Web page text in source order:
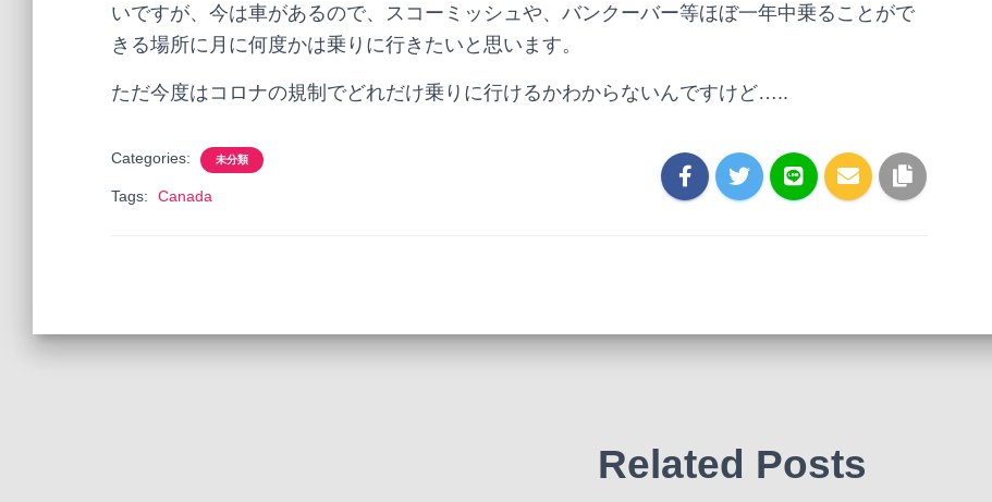
いですが、今は車があるので、スコーミッシュや、バンクーバー等ほぼ一年中乗ることがで
きる場所に月に何度かは乗りに行きたいと思います。
ただ今度はコロナの規制でどれだけ乗りに行けるかわからないんですけど…..
Categories: 未分類
Tags: Canada
Related Posts